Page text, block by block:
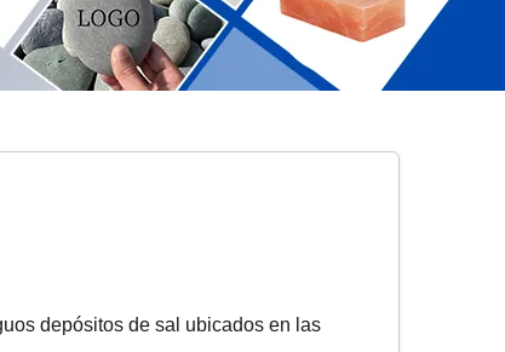
depósitos de sal ubicados en las